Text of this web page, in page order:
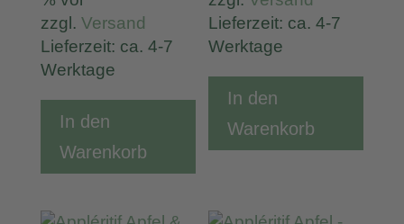
zzgl. Versand
Lieferzeit: ca. 4-7
Werktage
In den
Warenkorb
Lieferzeit: ca. 4-7
Werktage
In den
Warenkorb